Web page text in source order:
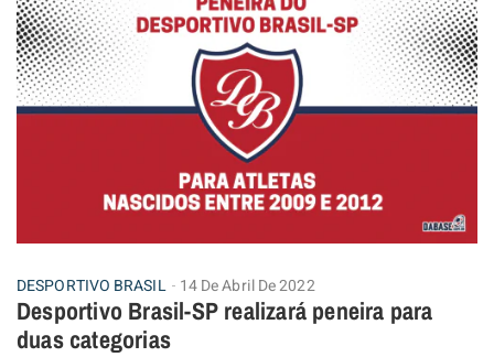
DESPORTIVO BRASIL 14 De Abril De 2022
Desportivo Brasil-SP realizará peneira para
duas categorias